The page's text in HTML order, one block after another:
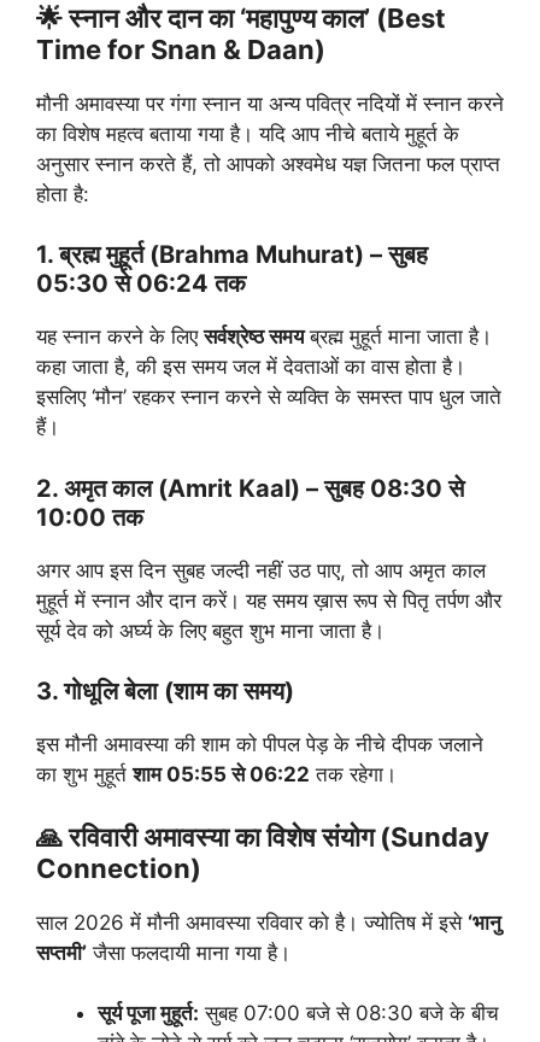
🌟 स्नान और दान का ‘महापुण्य काल’ (Best
Time for Snan & Daan)
मौनी अमावस्या पर गंगा स्नान या अन्य पवित्र नदियों में स्नान करने
का विशेष महत्व बताया गया है। यदि आप नीचे बताये मुहूर्त के
अनुसार स्नान करते हैं, तो आपको अश्वमेध यज्ञ जितना फल प्राप्त
होता है:
1. ब्रह्म मुहूर्त (Brahma Muhurat) –सुबह
05:30 से 06:24 तक
यह स्नान करने के लिएसर्वश्रेष्ठ समयब्रह्म मुहूर्त माना जाता है।
कहा जाता है, की इस समय जल में देवताओं का वास होता है।
इसलिए ‘मौन’ रहकर स्नान करने से व्यक्ति के समस्त पाप धुल जाते
हैं।
2. अमृत काल (Amrit Kaal) –सुबह 08:30 से
10:00 तक
अगर आप इस दिन सुबह जल्दी नहीं उठ पाए, तो आप अमृत काल
मुहूर्त में स्नान और दान करें। यह समय ख़ास रूप से पितृ तर्पण और
सूर्य देव को अर्घ्य के लिए बहुत शुभ माना जाता है।
3. गोधूलि बेला (शाम का समय)
इस मौनी अमावस्या की शाम को पीपल पेड़ के नीचे दीपक जलाने
का शुभ मुहूर्तशाम 05:55 से 06:22 तक रहेगा।
🙏 रविवारी अमावस्या का विशेष संयोग (Sunday
Connection)
साल 2026 में मौनी अमावस्या रविवार को है। ज्योतिष में इसे ‘भानु
सप्तमी’ जैसा फलदायी माना गया है।
सूर्य पूजा मुहूर्त: सुबह 07:00 बजे से 08:30 बजे के बीच